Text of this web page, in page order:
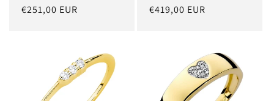
Prix
€251,00 EUR
Prix
€419,00 EUR